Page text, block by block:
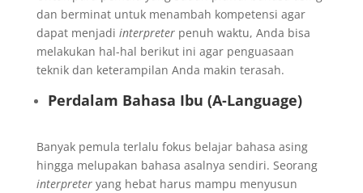
dan berminat untuk menambah kompetensi agar
dapat menjadi interpreter penuh waktu, Anda bisa
melakukan hal-hal berikut ini agar penguasaan
teknik dan keterampilan Anda makin terasah.
Perdalam Bahasa Ibu (A-Language)
Banyak pemula terlalu fokus belajar bahasa asing
hingga melupakan bahasa asalnya sendiri. Seorang
interpreteryang hebat harus mampu menyusun